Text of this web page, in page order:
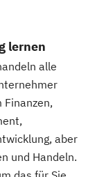
in
&
lernen
alle
Finanzen,
aber
und Handeln.